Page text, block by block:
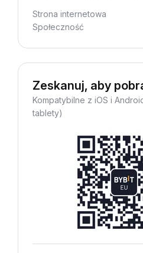
Strona internetowa
Społeczność
Zeskanuj, aby
Kompatybilne z iOS i
tablety)